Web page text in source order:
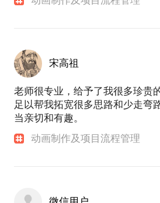
宋高祖
老师很专业，给予了我很多珍贵
足以帮我拓宽很多思路和少走弯
当亲切和有趣。
动画制作及项目流程管理